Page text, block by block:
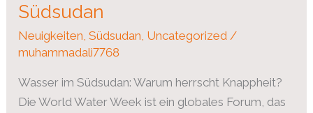
Südsudan
Neuigkeiten ,Südsudan Uncategorized /
muhammadali7768
Wasser im Südsudan: Warum herrscht Knappheit?
Die World Water Week ist ein globales Forum, das
Wasser
Südsudan